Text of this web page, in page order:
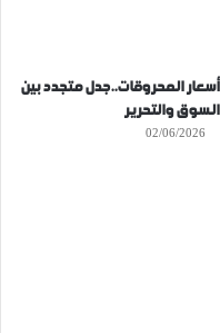
أسعار المحروقات..جدل متجدد بين
السوق والتحرير
02/06/2026